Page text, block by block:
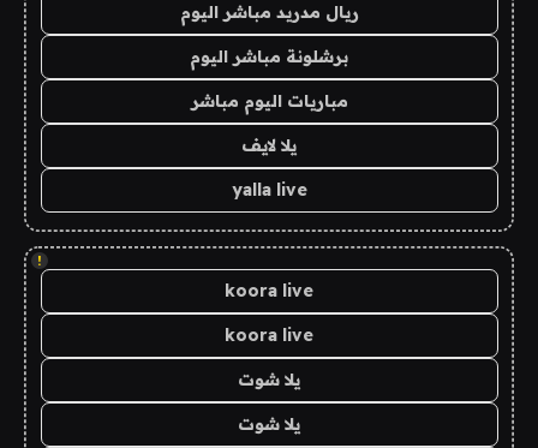
ريال مدريد مباشر اليوم
برشلونة مباشر اليوم
مباريات اليوم مباشر
يلا لايف
yalla live
!
koora live
koora live
يلا شوت
يلا شوت